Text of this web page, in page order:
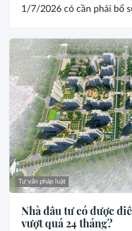
1/7/2026 có cần phải bổ
Tư vấn pháp luật
Nhà đầu tư có được
vượt quá 24 tháng?